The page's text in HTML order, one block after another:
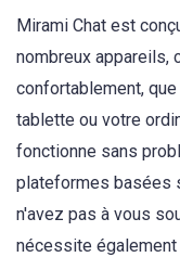
Mirami Chat est
nombreux appareils,
confortablement,
tablette ou votre
fonctionne sans
plateformes basées
n'avez pas à vous
nécessite